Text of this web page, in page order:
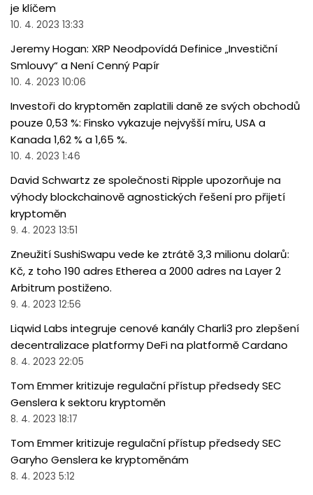
je klíčem
10. 4. 2023 13:33
Jeremy Hogan: XRP Neodpovídá Definice „Investiční
Smlouvy“ a Není Cenný Papír
10. 4. 2023 10:06
Investoři do kryptoměn zaplatili daně ze svých obchodů
pouze 0,53 %: Finsko vykazuje nejvyšší míru, USA a
Kanada 1,62 % a 1,65 %.
10. 4. 2023 1:46
David Schwartz ze společnosti Ripple upozorňuje na
výhody blockchainově agnostických řešení pro přijetí
kryptoměn
9. 4. 2023 13:51
Zneužití SushiSwapu vede ke ztrátě 3,3 milionu dolarů:
Kč, z toho 190 adres Etherea a 2000 adres na Layer 2
Arbitrum postiženo.
9. 4. 2023 12:56
Liqwid Labs integruje cenové kanály Charli3 pro zlepšení
decentralizace platformy DeFi na platformě Cardano
8. 4. 2023 22:05
Tom Emmer kritizuje regulační přístup předsedy SEC
Genslera k sektoru kryptoměn
8. 4. 2023 18:17
Tom Emmer kritizuje regulační přístup předsedy SEC
Garyho Genslera ke kryptoměnám
8. 4. 2023 5:12